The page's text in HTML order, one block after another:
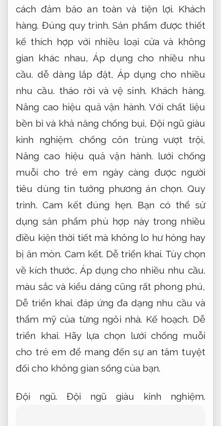
và khả năng chống bụi, Xử lý nhanh. chống
côn trùng vượt trội,Áp dụng cho nhiều nhu
cầu.lưới chống muỗi có nam châm ngày
càng được người tiêu dùng tin tưởng lựa
chọn.Quy trình. Đội ngũ giàu kinh nghiệm.
Bạn có thể sử dụng sản phẩm phù hợp này
trong nhiều điều kiện thời tiết mà không lo
hư hỏng hay bị ăn mòn.Dịch vụ. Đúng quy
trình.
Tùy chọn về kích thước, Nâng cao
hiệu quả vận hành.màu sắc và kiểu dáng
cũng rất phong phú,Đội ngũ giàu kinh
nghiệm.đáp ứng đa dạng mục đích sử
dụng và thẩm mỹ của từng ngôi nhà.Cam
kết. Áp dụng cho nhiều nhu cầu.Hãy lựa
chọn lưới chống muỗi có nam châm để
mang đến sự an tâm tuyệt đối cho không
gian sống của bạn.
Tận tâm. Đúng quy trình.
Lưới chống muỗi cuốn tiện lợiTối ưu nguồn
lực.
Khách hàng.
hiệu quả để ngăn côn trùng xâm nhập vào